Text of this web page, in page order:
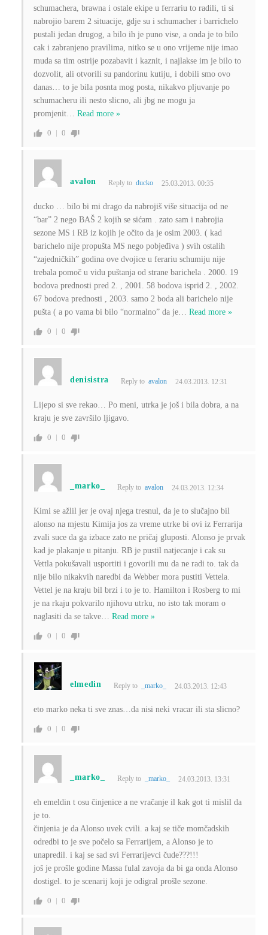
schumachera, brawna i ostale ekipe u ferrariu to radili, ti si
nabrojio barem 2 situacije, gdje su i schumacher i barrichelo
pustali jedan drugog, a bilo ih je puno vise, a onda je to bilo
cak i zabranjeno pravilima, nitko se u ono vrijeme nije imao
muda sa tim ostrije pozabavit i kaznit, i najlakse im je bilo to
dozvolit, ali otvorili su pandorinu kutiju, i dobili smo ovo
danas… to je bila posnta mog posta, nikakvo pljuvanje po
schumacheru ili nesto slicno, ali jbg ne mogu ja
promjenit… Read more »
0 0
avalon Reply toducko 25.03.2013. 00:35
ducko … bilo bi mi drago da nabrojiš više situacija od ne
“bar” 2 nego BAŠ 2 kojih se sićam . zato sam i nabrojia
sezone MS i RB iz kojih je očito da je osim 2003. ( kad
barichelo nije propušta MS nego pobjeđiva ) svih ostalih
“zajedničkih” godina ove dvojice u ferariu schumiju nije
trebala pomoč u vidu puštanja od strane barichela . 2000. 19
bodova prednosti pred 2. , 2001. 58 bodova isprid 2. , 2002.
67 bodova prednosti , 2003. samo 2 boda ali barichelo nije
pušta ( a po vama bi bilo “normalno” da je… Read more »
0 0
denisistra Reply to avalon 24.03.2013. 12:31
Lijepo si sve rekao… Po meni, utrka je još i bila dobra, a na
kraju je sve završilo ljigavo.
0 0
_marko_ Reply to avalon 24.03.2013. 12:34
Kimi se ažlil jer je ovaj njega tresnul, da je to slučajno bil
alonso na mjestu Kimija jos za vreme utrke bi ovi iz Ferrarija
zvali suce da ga izbace zato ne pričaj gluposti. Alonso je prvak
kad je plakanje u pitanju. RB je pustil natjecanje i cak su
Vettla pokušavali usportiti i govorili mu da ne radi to. tak da
nije bilo nikakvih naredbi da Webber mora pustiti Vettela.
Vettel je na kraju bil brzi i to je to. Hamilton i Rosberg to mi
je na rkaju pokvarilo njihovu utrku, no isto tak moram o
naglasiti da se takve… Read more »
0 0
elmedin Reply to _marko_ 24.03.2013. 12:43
eto marko neka ti sve znas…da nisi neki vracar ili sta slicno?
0 0
_marko_ Reply to _marko_ 24.03.2013. 13:31
eh emeldin t osu činjenice a ne vračanje il kak got ti mislil da
je to.
činjenia je da Alonso uvek cvili. a kaj se tiče momčadskih
odredbi to je sve počelo sa Ferrarijem, a Alonso je to
unapredil. i kaj se sad svi Ferrarijevci čude???!!!
još je prošle godine Massa fulal zavoja da bi ga onda Alonso
dostigel. to je scenarij koji je odigral prošle sezone.
0 0